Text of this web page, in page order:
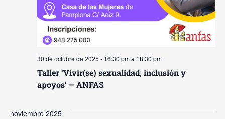
Taller ‘Vivir(se) sexualidad, inclusión y
apoyos’ – ANFAS
30 de octubre de 2025 - 16:30 pma 18:30 pm
noviembre 2025